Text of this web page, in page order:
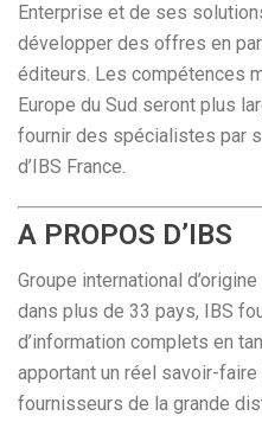
Enterprise et de ses
développer des offres en
éditeurs. Les compétences
Europe du Sud seront plus
fournir des spécialistes par
d’IBS France.
A PROPOS D’IBS
Groupe international
dans plus de 33 pays, IBS
d’information complets en
apportant un réel savoir-
fournisseurs de la grande